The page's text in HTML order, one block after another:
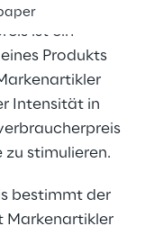
ist ein
Produkts
Intensität in
zu stimulieren.
bestimmt der
Markenartikler